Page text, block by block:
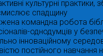
культурні практики,
спадщину
командна робота
однодумців у
інноваційному
постійного навчання